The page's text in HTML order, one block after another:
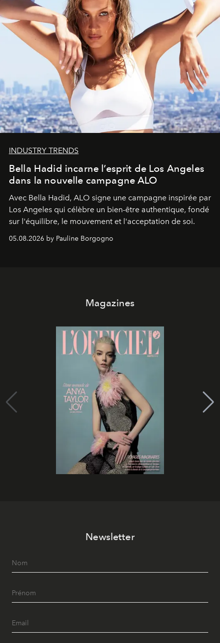
INDUSTRY TRENDS
Bella Hadid incarne l’esprit de Los Angeles
dans la nouvelle campagne ALO
Avec Bella Hadid, ALO signe une campagne inspirée par
Los Angeles qui célèbre un bien-être authentique, fondé
sur l'équilibre, le mouvement et l'acceptation de soi.
05.08.2026 by Pauline Borgogno
Magazines
Newsletter